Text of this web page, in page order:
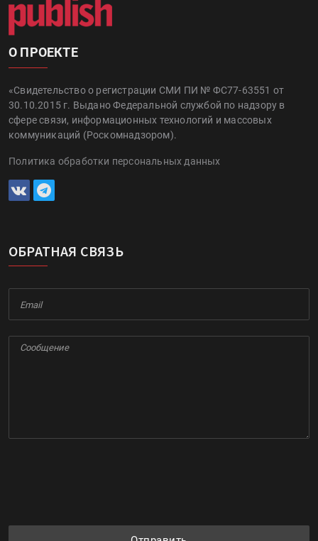
О ПРОЕКТЕ
«Свидетельство о регистрации СМИ ПИ № ФС77-63551 от
30.10.2015 г. Выдано Федеральной службой по надзору в
сфере связи, информационных технологий и массовых
коммуникаций (Роскомнадзором).
Политика обработки персональных данных
ОБРАТНАЯ СВЯЗЬ